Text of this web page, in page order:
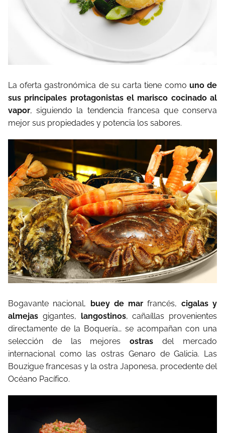
La oferta gastronómica de su carta tiene como uno de
sus principales protagonistas el marisco cocinado al
vapor, siguiendo la tendencia francesa que conserva
mejor sus propiedades y potencia los sabores.
Bogavante nacional, buey de mar francés, cigalas y
almejas gigantes, langostinos, cañaíllas provenientes
directamente de la Boquería… se acompañan con una
selección de las mejoresostrasdel mercado
internacional como las ostras Genaro de Galicia. Las
Bouzigue francesas y la ostra Japonesa, procedente del
Océano Pacífico.